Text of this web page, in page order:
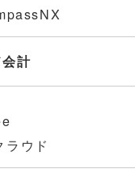
計
ラウド